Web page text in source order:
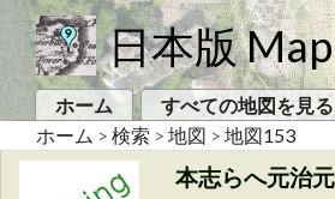
日本版
ホーム すべての地図を見る
ホーム > 検索 > 地図 > 地図153
本志らへ元治